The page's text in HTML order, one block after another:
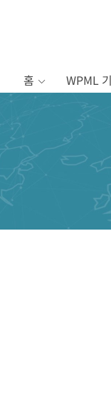
홈 WPML